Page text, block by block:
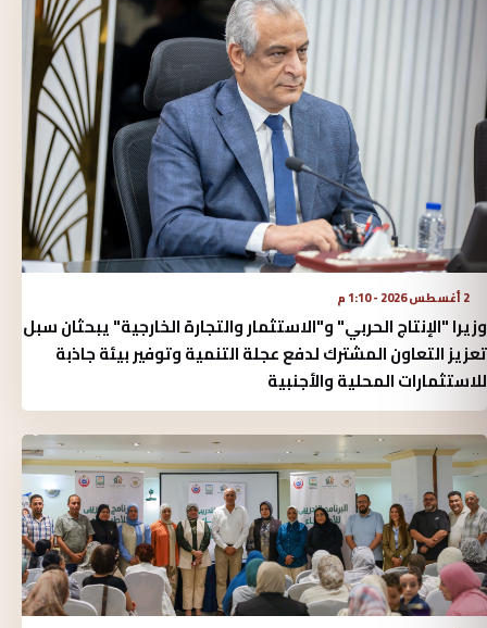
2 أغسطس 2026 - 1:10 م
وزيرا "الإنتاج الحربي" و"الاستثمار والتجارة الخارجية" يبحثان سبل
تعزيز التعاون المشترك لدفع عجلة التنمية وتوفير بيئة جاذبة
للاستثمارات المحلية والأجنبية